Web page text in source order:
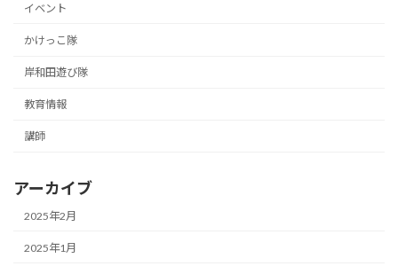
イベント
かけっこ隊
岸和田遊び隊
教育情報
講師
アーカイブ
2025年2月
2025年1月